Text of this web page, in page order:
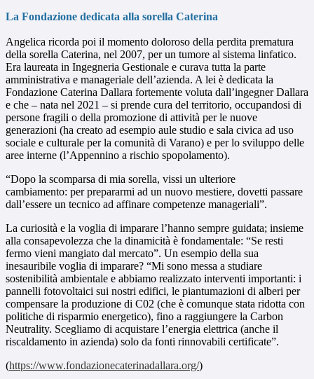
La Fondazione dedicata alla sorella Caterina
Angelica ricorda poi il momento doloroso della perdita prematura
della sorella Caterina, nel 2007, per un tumore al sistema linfatico.
Era laureata in Ingegneria Gestionale e curava tutta la parte
amministrativa e manageriale dell’azienda. A lei è dedicata la
Fondazione Caterina Dallara fortemente voluta dall’ingegner Dallara
e che – nata nel 2021 – si prende cura del territorio, occupandosi di
persone fragili o della promozione di attività per le nuove
generazioni (ha creato ad esempio aule studio e sala civica ad uso
sociale e culturale per la comunità di Varano) e per lo sviluppo delle
aree interne (l’Appennino a rischio spopolamento).
“Dopo la scomparsa di mia sorella, vissi un ulteriore
cambiamento: per prepararmi ad un nuovo mestiere, dovetti passare
dall’essere un tecnico ad affinare competenze manageriali”.
La curiosità e la voglia di imparare l’hanno sempre guidata; insieme
alla consapevolezza che la dinamicità è fondamentale: “Se resti
fermo vieni mangiato dal mercato”. Un esempio della sua
inesauribile voglia di imparare? “Mi sono messa a studiare
sostenibilità ambientale e abbiamo realizzato interventi importanti: i
pannelli fotovoltaici sui nostri edifici, le piantumazioni di alberi per
compensare la produzione di C02 (che è comunque stata ridotta con
politiche di risparmio energetico), fino a raggiungere la Carbon
Neutrality. Scegliamo di acquistare l’energia elettrica (anche il
riscaldamento in azienda) solo da fonti rinnovabili certificate”.
(https://www.fondazionecaterinadallara.org/)